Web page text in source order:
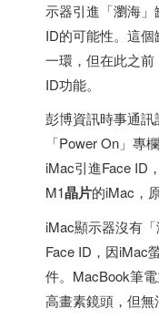
示器引進「瀏海
ID的可能性。這
一環，但在此之
ID功能。
彭博資訊時事通
「Power On」專
iMac引進Face ID
M1晶片的iMac，
iMac顯示器沒有
Face ID，因iMac
件。MacBook筆
高畫素鏡頭，但無